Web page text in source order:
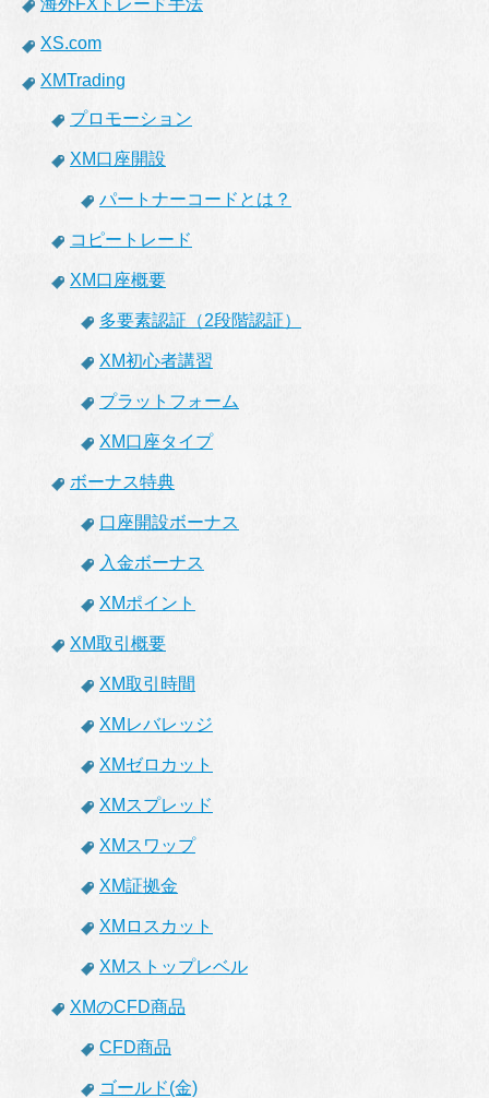
海外FXトレード手法
XS.com
XMTrading
プロモーション
XM口座開設
パートナーコードとは？
コピートレード
XM口座概要
多要素認証（2段階認証）
XM初心者講習
プラットフォーム
XM口座タイプ
ボーナス特典
口座開設ボーナス
入金ボーナス
XMポイント
XM取引概要
XM取引時間
XMレバレッジ
XMゼロカット
XMスプレッド
XMスワップ
XM証拠金
XMロスカット
XMストップレベル
XMのCFD商品
CFD商品
ゴールド(金)